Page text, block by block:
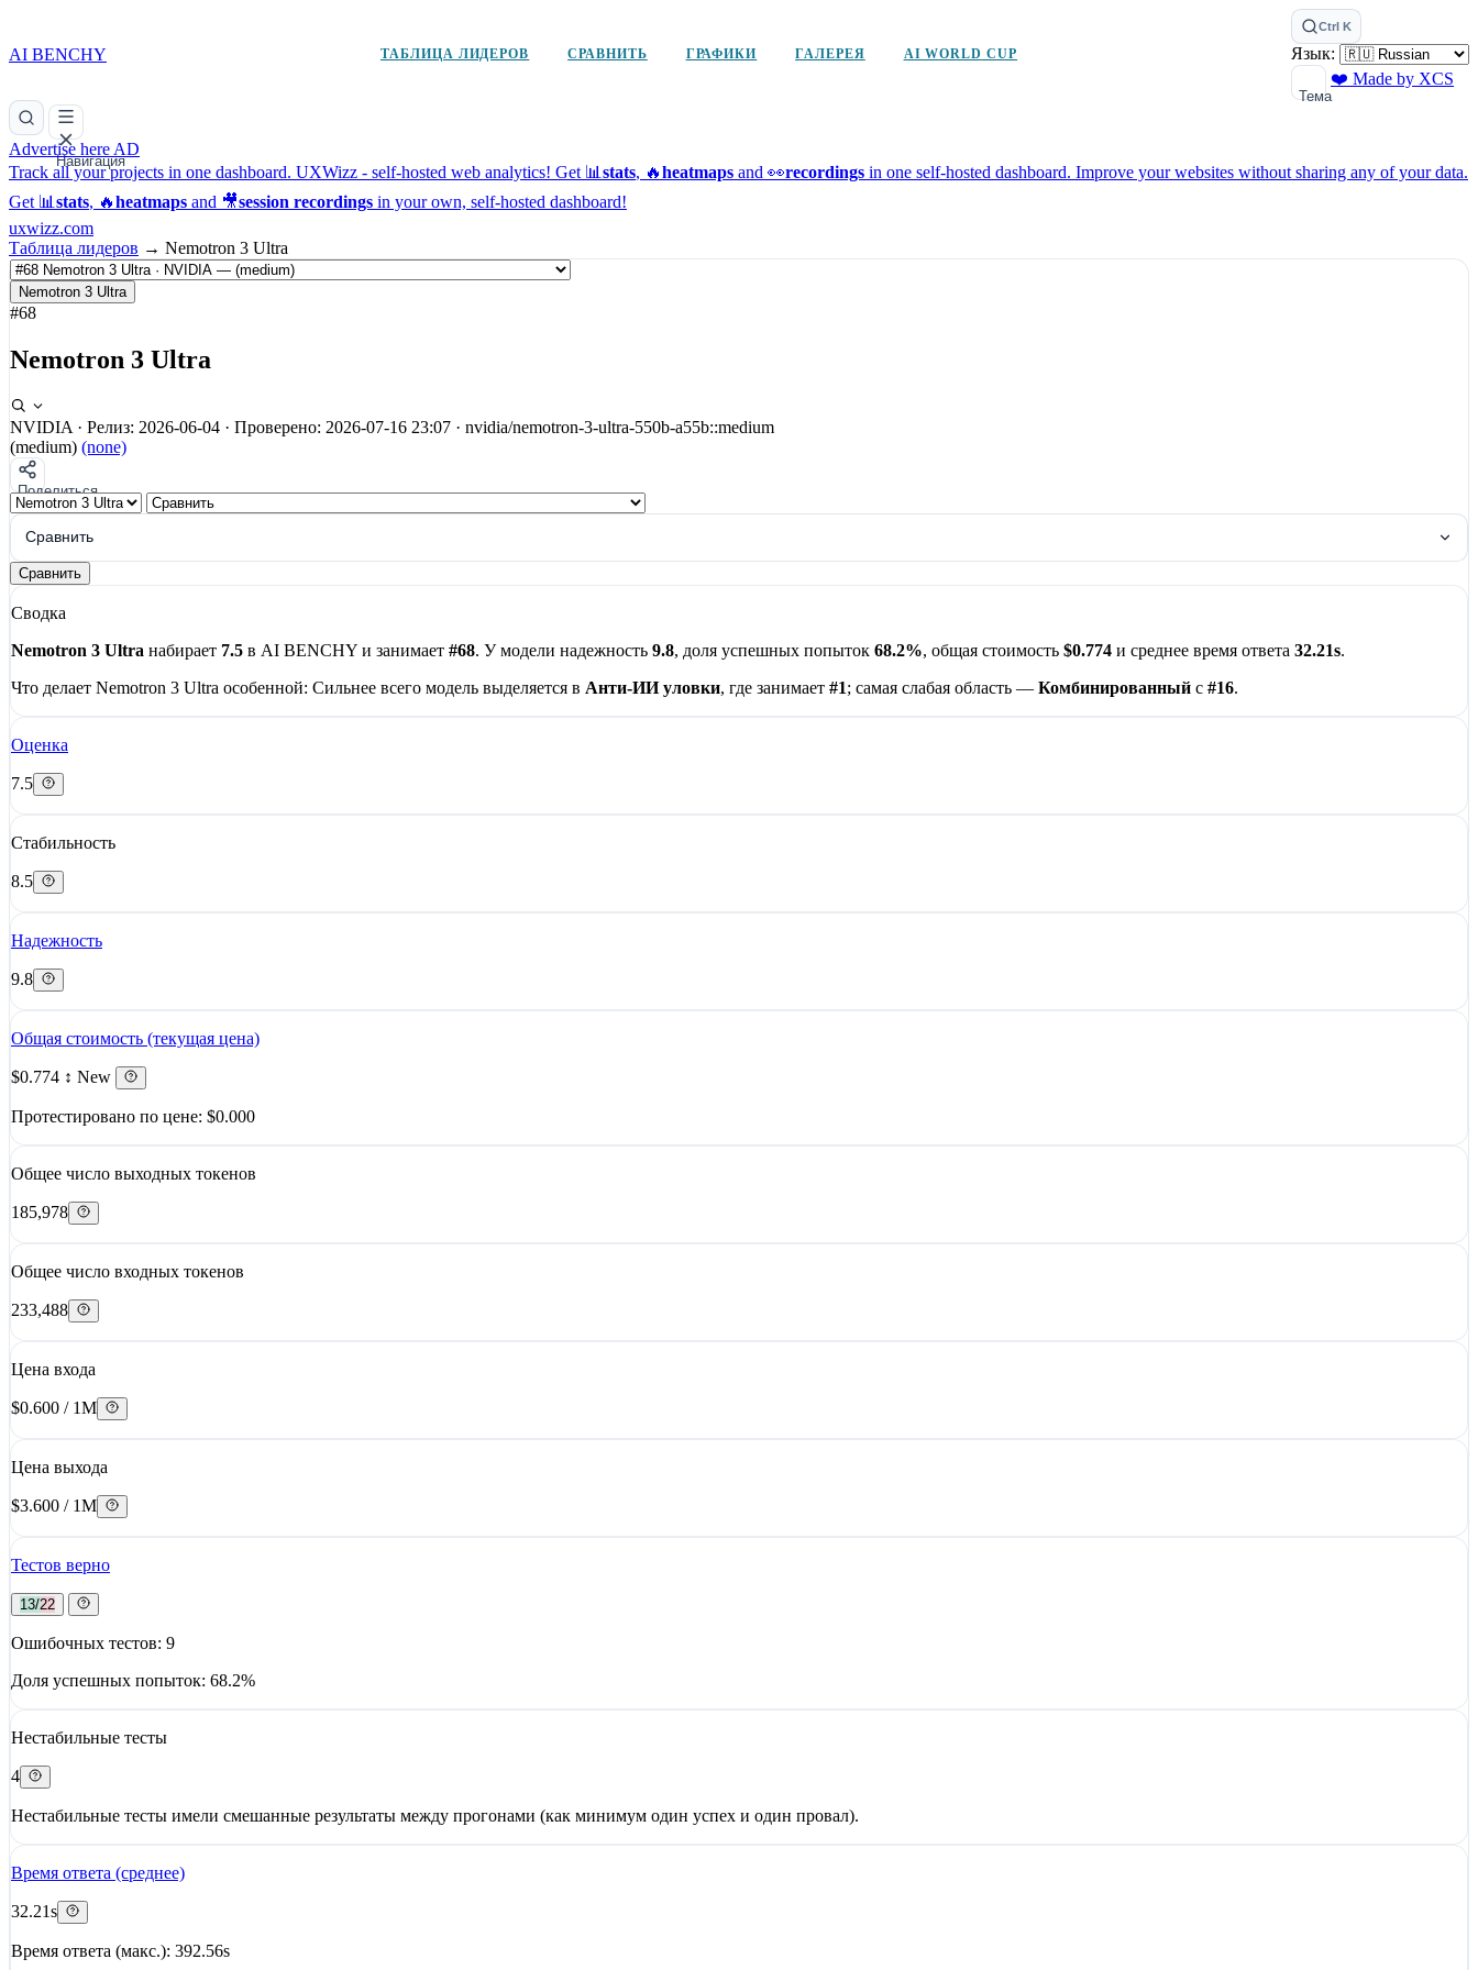
AI BENCHY ТАБЛИЦА ЛИДЕРОВ СРАВНИТЬ ГРАФИКИ ГАЛЕРЕЯ AI WORLD CUP
Ctrl K
Язык:
Тема
❤️ Made by XCS
Навигация
Advertise here AD
Track all your projects in one dashboard. UXWizz - self-hosted web analytics! Get 📊 stats, 🔥heatmaps and 👀recordings in one self-hosted dashboard. Improve your websites without sharing any of your data.
Get 📊 stats, 🔥heatmaps and 🎥session recordings in your own, self-hosted dashboard!
uxwizz.com
Таблица лидеров → Nemotron 3 Ultra
Nemotron 3 Ultra
#68
Nemotron 3 Ultra
NVIDIA · Релиз: 2026-06-04 · Проверено: 2026-07-16 23:07 · nvidia/nemotron-3-ultra-550b-a55b::medium
(medium) (none)
Поделиться
Сравнить
Сравнить
Сводка
Nemotron 3 Ultra набирает 7.5 в AI BENCHY и занимает #68. У модели надежность 9.8, доля успешных попыток 68.2%, общая стоимость $0.774 и среднее время ответа 32.21s.
Что делает Nemotron 3 Ultra особенной: Сильнее всего модель выделяется в Анти-ИИ уловки, где занимает #1; самая слабая область — Комбинированный с #16.
Оценка
7.5
Стабильность
8.5
Надежность
9.8
Общая стоимость (текущая цена)
$0.774 ↕ New
Протестировано по цене: $0.000
Общее число выходных токенов
185,978
Общее число входных токенов
233,488
Цена входа
$0.600 / 1M
Цена выхода
$3.600 / 1M
Тестов верно
13/22
Ошибочных тестов: 9
Доля успешных попыток: 68.2%
Нестабильные тесты
4
Нестабильные тесты имели смешанные результаты между прогонами (как минимум один успех и один провал).
Время ответа (среднее)
32.21s
Время ответа (макс.): 392.56s